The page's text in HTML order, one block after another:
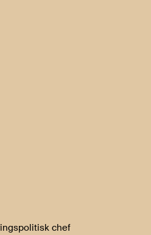
chef